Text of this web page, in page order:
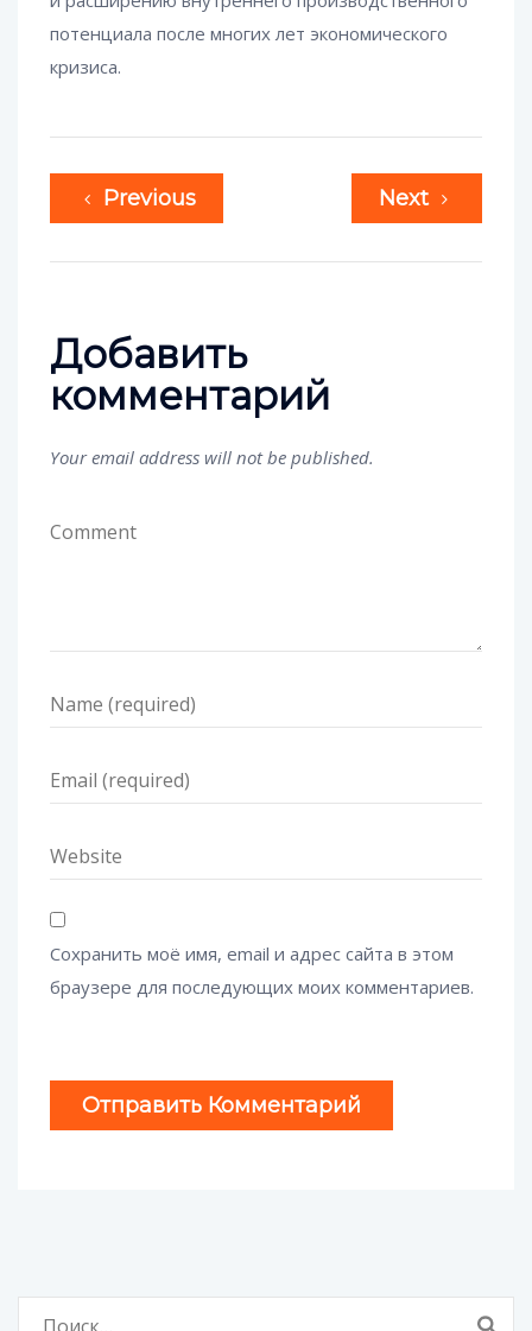
потенциала после многих лет экономического
кризиса.
Previous Next
Добавить
комментарий
Your email address will not be published.
Сохранить моё имя, email и адрес сайта в этом
браузере для последующих моих комментариев.